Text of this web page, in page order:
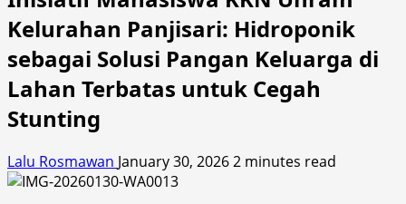
Kelurahan Panjisari: Hidroponik
sebagai Solusi Pangan Keluarga di
Lahan Terbatas untuk Cegah
Stunting
Lalu Rosmawan January 30, 20262 minutes read